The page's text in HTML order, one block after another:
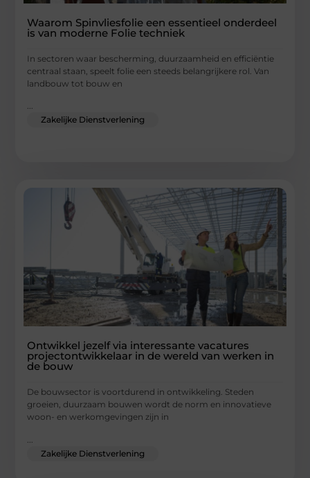
Waarom Spinvliesfolie een essentieel onderdeel
is van moderne Folie techniek
In sectoren waar bescherming, duurzaamheid en efficiëntie
centraal staan, speelt folie een steeds belangrijkere rol. Van
landbouw tot bouw en
...
Zakelijke Dienstverlening
Ontwikkel jezelf via interessante vacatures
projectontwikkelaar in de wereld van werken in
de bouw
De bouwsector is voortdurend in ontwikkeling. Steden
groeien, duurzaam bouwen wordt de norm en innovatieve
woon- en werkomgevingen zijn in
Zakelijke Dienstverlening